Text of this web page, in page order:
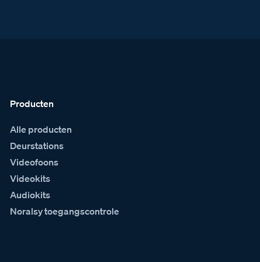
Producten
Alle producten
Deurstations
Videofoons
Videokits
Audiokits
Noralsy toegangscontrole